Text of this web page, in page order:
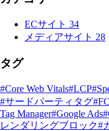
ECサイト 34
メディアサイト 28
タグ
#Core Web Vitals#LCP
#サードパーティタグ
Tag Manager#Google Ads
レンダリングブロック#